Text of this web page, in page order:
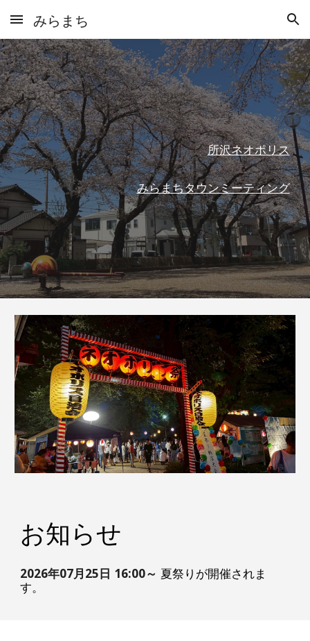
Skip to main content Skip to navigation
みらまち
所沢ネオポリス
みらまちタウンミーティング
お知らせ
2026年07月25日 16:00～ 夏祭りが開催されま
す。